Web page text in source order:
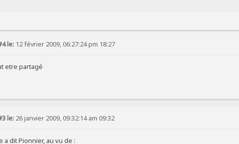
le: 12 février 2009, 06:27:24 pm 18:27
etre partagé
le: 26 janvier 2009, 09:32:14 am 09:32
a dit Pionnier, au vu de :